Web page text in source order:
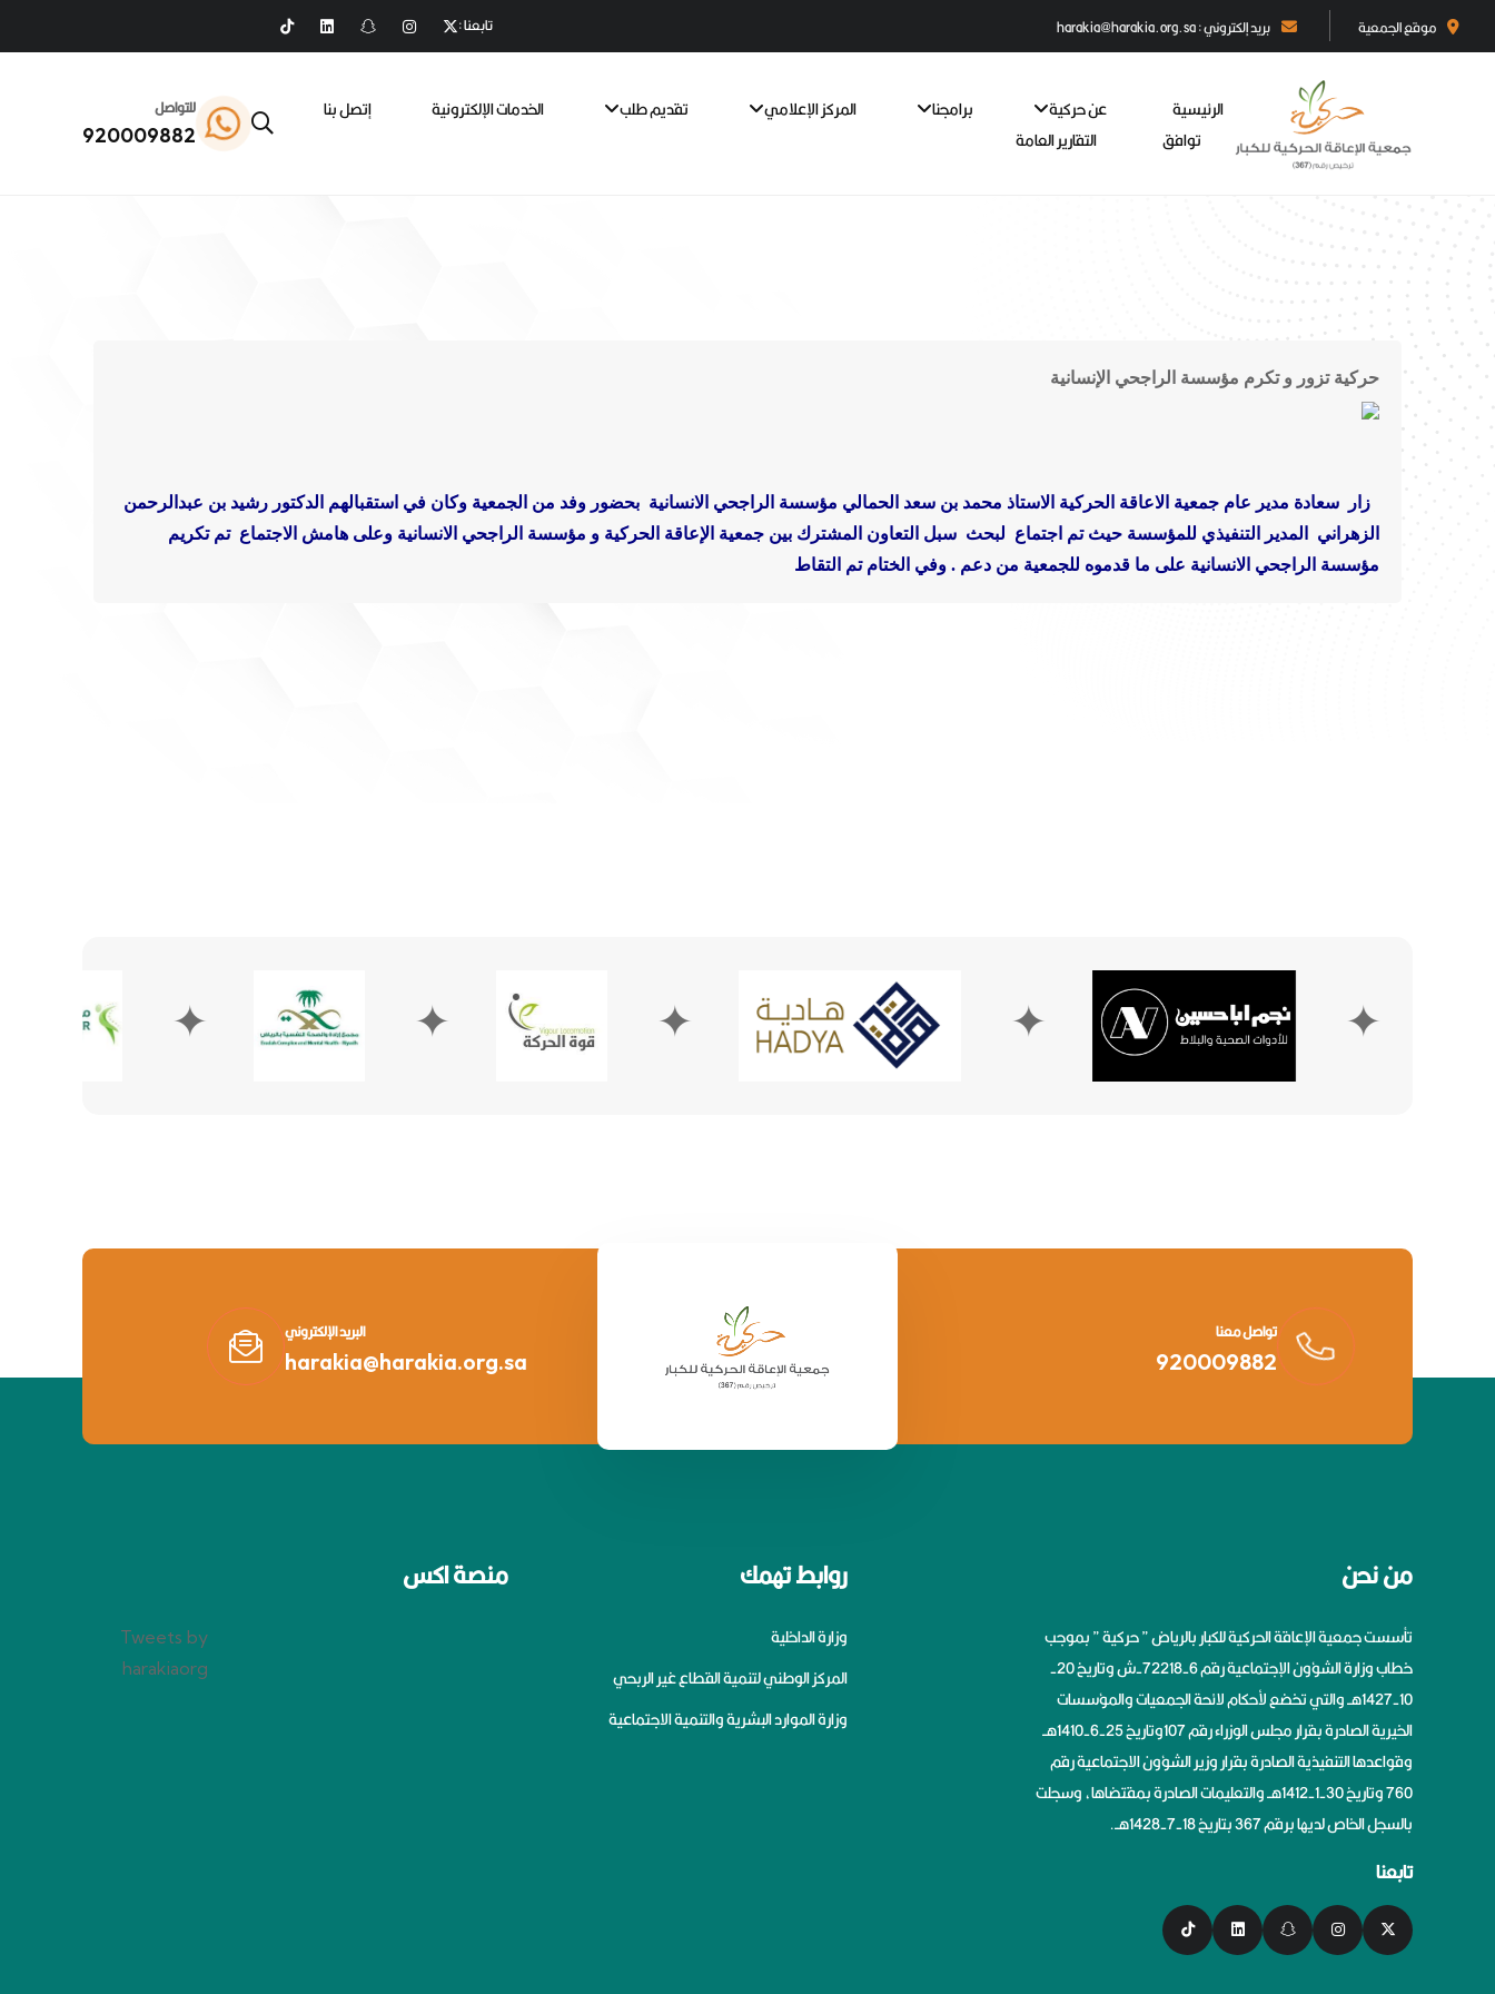
موقع الجمعية بريد إلكتروني : harakia@harakia.org.sa تابعنا :
الرئيسية عن حركية برامجنا المركز الإعلامي تقديم طلب الخدمات الإلكترونية
إتصل بنا
توافق
التقارير العامة
للتواصل
920009882
حركية تزور و تكرم مؤسسة الراجحي الإنسانية
زار سعادة مدير عام جمعية الاعاقة الحركية الاستاذ محمد بن سعد الحمالي مؤسسة الراجحي الانسانية بحضور وفد من الجمعية وكان في استقبالهم الدكتور رشيد بن عبدالرحمن
الزهراني المدير التنفيذي للمؤسسة حيث تم اجتماع لبحث سبل التعاون المشترك بين جمعية الإعاقة الحركية و مؤسسة الراجحي الانسانية وعلى هامش الاجتماع تم تكريم
مؤسسة الراجحي الانسانية على ما قدموه للجمعية من دعم . وفي الختام تم التقاط
✦ ✦ ✦ ✦
تواصل معنا
920009882
البريد الإلكتروني
harakia@harakia.org.sa
من نحن
تأسست جمعية الإعاقة الحركية للكبار بالرياض ” حركية ” بموجب
خطاب وزارة الشؤون الإجتماعية رقم 6-72218-ش وتاريخ 20-
10-1427هــ والتي تخضع لأحكام لائحة الجمعيات والمؤسسات
الخيرية الصادرة بقرار مجلس الوزراء رقم 107وتاريخ 25-6-1410هــ
وقواعدها التنفيذية الصادرة بقرار وزير الشؤون الاجتماعية رقم
760 وتاريخ 30-1-1412هــ والتعليمات الصادرة بمقتضاها، وسجلت
بالسجل الخاص لديها برقم 367 بتاريخ 18-7-1428هــ.
تابعنا
روابط تهمك
وزارة الداخلية
المركز الوطني لتنمية القطاع غير الربحي
وزارة الموارد البشرية والتنمية الاجتماعية
منصة اكس
Tweets by
harakiaorg